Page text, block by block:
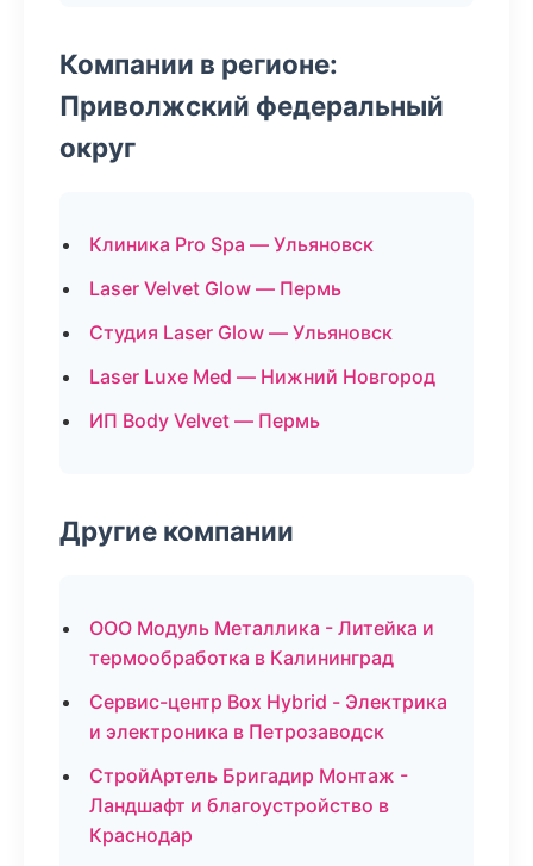
Компании в регионе:
Приволжский федеральный
округ
Клиника Pro Spa — Ульяновск
Laser Velvet Glow — Пермь
Студия Laser Glow — Ульяновск
Laser Luxe Med — Нижний Новгород
ИП Body Velvet — Пермь
Другие компании
ООО Модуль Металлика - Литейка и
термообработка в Калининград
Сервис-центр Box Hybrid - Электрика
и электроника в Петрозаводск
СтройАртель Бригадир Монтаж -
Ландшафт и благоустройство в
Краснодар